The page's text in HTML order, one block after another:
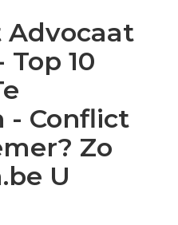
10
- Conflict
Zo
U